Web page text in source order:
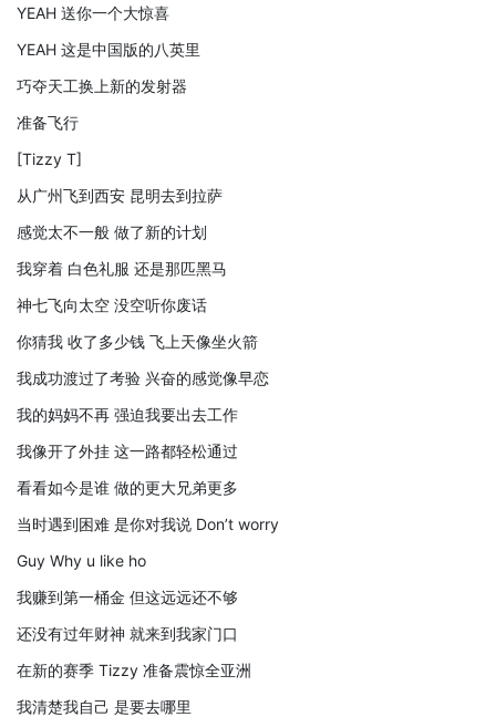
YEAH 送你一个大惊喜
YEAH 这是中国版的八英里
巧夺天工换上新的发射器
准备飞行
[Tizzy T]
从广州飞到西安 昆明去到拉萨
感觉太不一般 做了新的计划
我穿着 白色礼服 还是那匹黑马
神七飞向太空 没空听你废话
你猜我 收了多少钱 飞上天像坐火箭
我成功渡过了考验 兴奋的感觉像早恋
我的妈妈不再 强迫我要出去工作
我像开了外挂 这一路都轻松通过
看看如今是谁 做的更大兄弟更多
当时遇到困难 是你对我说 Don’t worry
Guy Why u like ho
我赚到第一桶金 但这远远还不够
还没有过年财神 就来到我家门口
在新的赛季 Tizzy 准备震惊全亚洲
我清楚我自己 是要去哪里